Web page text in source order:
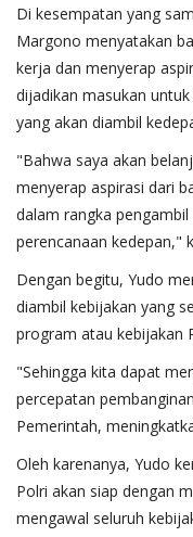
Di kesempatan yang
Margono menyatakan
kerja dan menyerap
dijadikan masukan
yang akan diambil
"Bahwa saya akan
menyerap aspirasi dari
dalam rangka
perencanaan kedepan,"
Dengan begitu, Yudo
diambil kebijakan yang
program atau kebijakan
"Sehingga kita dapat
percepatan
Pemerintah,
Oleh karenanya, Yudo
Polri akan siap dengan
mengawal seluruh